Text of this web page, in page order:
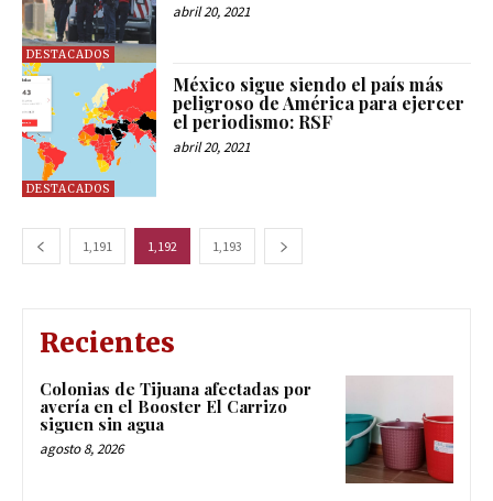
DESTACADOS
abril 20, 2021
DESTACADOS
México sigue siendo el país más
peligroso de América para ejercer
el periodismo: RSF
abril 20, 2021
1,191 1,192 1,193
Recientes
Colonias de Tijuana afectadas por
avería en el Booster El Carrizo
siguen sin agua
agosto 8, 2026